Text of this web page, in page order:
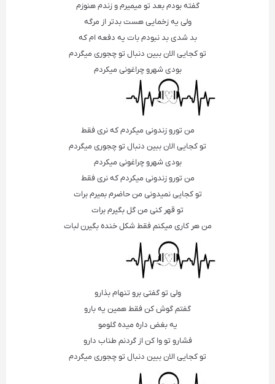
گفته بودم بعد تو میمیرم و زندم هنوزم
ولی یه زخمایی هست بدتر از مرگه
بد شدی بد نبودم بات یه دفعه ام که
تو کجایی الان ببین دنبال تو چجوری میگردم
بودی شهرو چراغونی میکردم
من تورو زندونی میکردم که نری فقط
تو کجایی الان ببین دنبال تو چجوری میگردم
بودی شهرو چراغونی میکردم
من تورو زندونی میکردم که نری فقط
تو کجایی نمیدونی من حاضرم بمیرم برات
تو قهر کنی من گل بگیرم برات
من هر کاری میکنم فقط شکل خنده بگیرن لبات
ولی تو گفتی برو تنهام بذارو
گفتم گوش کن فقط همین یه بارو
یه بغض داره میده گلومو
فشارو تو وا کن از گردنم طناب دارو
تو کجایی الان ببین دنبال تو چجوری میگردم